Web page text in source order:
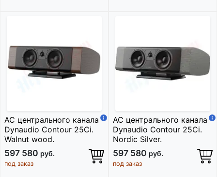
АС центрального канала
Dynaudio Contour 25Ci.
Walnut wood.
597 580 руб.
под заказ
АС центрального канала
Dynaudio Contour 25Ci.
Nordic Silver.
597 580 руб.
под заказ